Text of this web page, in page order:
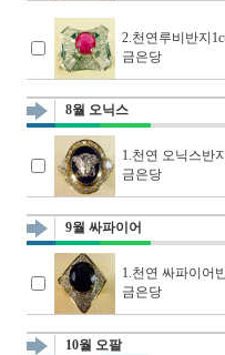
2.천연루비반지
금은당
8월 오닉스
1.천연 오닉스반
금은당
9월 싸파이어
1.천연 싸파이어
금은당
10월 오팔